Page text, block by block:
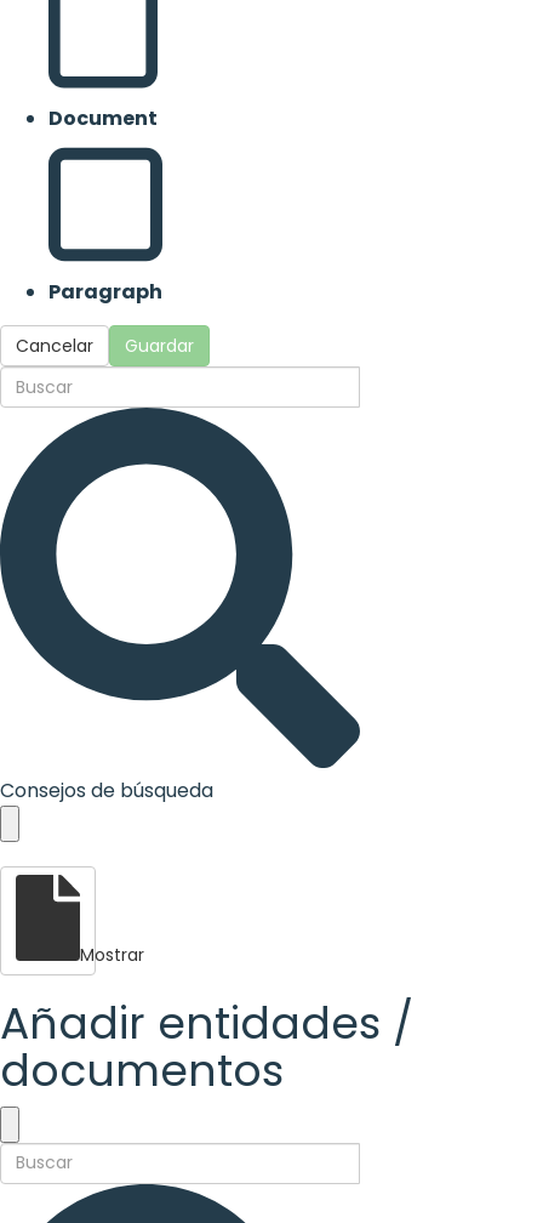
Document
Paragraph
Cancelar Guardar
Consejos de búsqueda
Mostrar
Añadir entidades /
documentos